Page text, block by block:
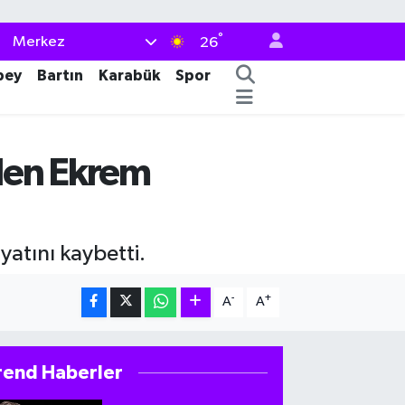
Merkez 26°
Bartın Karabük
Spor
Ekrem
kaybetti.
A- A+
Haberler